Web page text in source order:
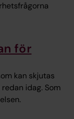
för
kan skjutas
idag. Som